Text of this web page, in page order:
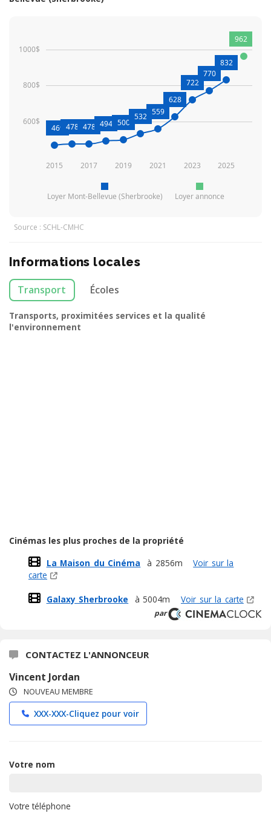
Loyer Mont-Bellevue (Sherbrooke) Loyer annonce
2015 2017 2019 2021 2023 2025
600$
800$
1000$
469 478 478 494 500
532 559
628
722
770
832
962
Source : SCHL-CMHC
Informations locales
Transport Écoles
Transports, proximitées services et la qualité
l'environnement
Cinémas les plus proches de la propriété
La Maison du Cinéma
à 2856m
Voir sur la
carte
Galaxy Sherbrooke à 5004m Voir sur la carte
par
CONTACTEZ L'ANNONCEUR
Vincent Jordan
NOUVEAU MEMBRE
XXX-XXX-Cliquez pour voir
Votre nom
Votre téléphone